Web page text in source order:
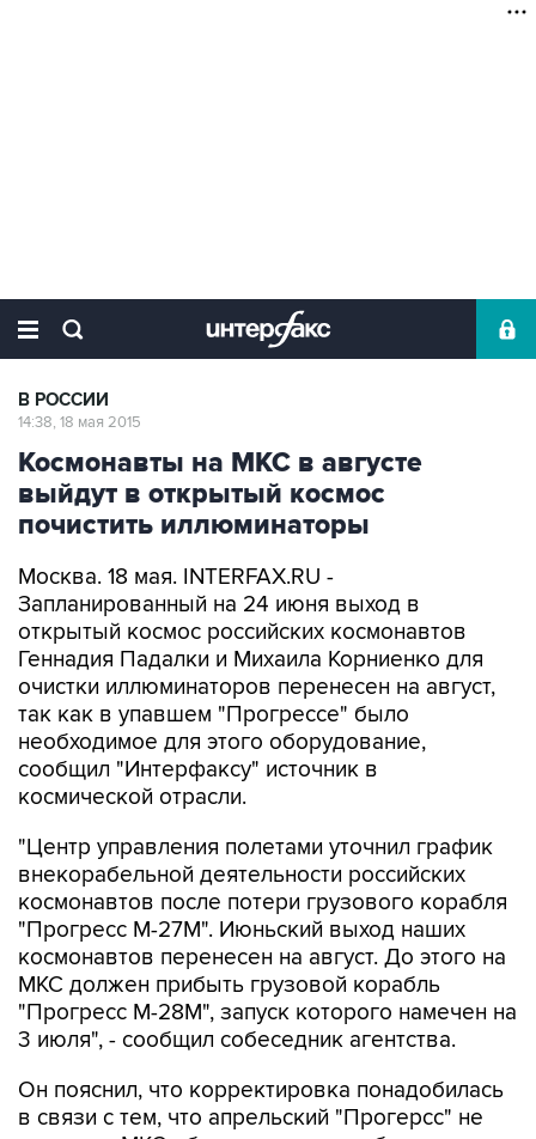
В РОССИИ
14:38, 18 мая 2015
Космонавты на МКС в августе
выйдут в открытый космос
почистить иллюминаторы
Москва. 18 мая. INTERFAX.RU -
Запланированный на 24 июня выход в
открытый космос российских космонавтов
Геннадия Падалки и Михаила Корниенко для
очистки иллюминаторов перенесен на август,
так как в упавшем "Прогрессе" было
необходимое для этого оборудование,
сообщил "Интерфаксу" источник в
космической отрасли.
"Центр управления полетами уточнил график
внекорабельной деятельности российских
космонавтов после потери грузового корабля
"Прогресс М-27М". Июньский выход наших
космонавтов перенесен на август. До этого на
МКС должен прибыть грузовой корабль
"Прогресс М-28М", запуск которого намечен на
3 июля", - сообщил собеседник агентства.
Он пояснил, что корректировка понадобилась
в связи с тем, что апрельский "Прогерсс" не